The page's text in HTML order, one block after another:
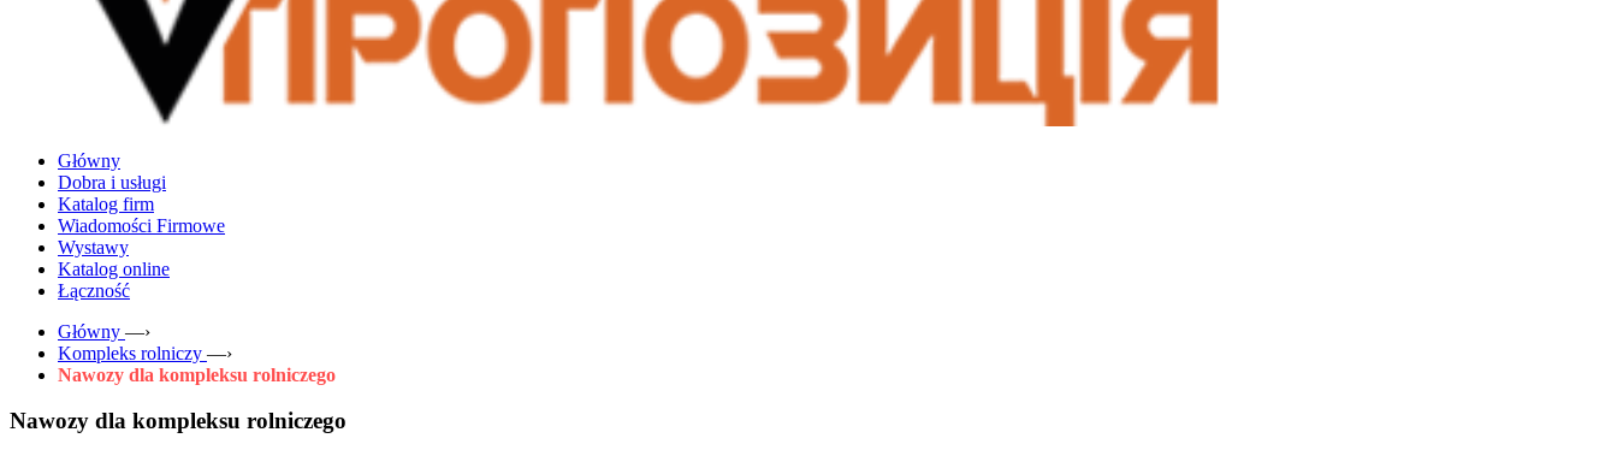
Główny
Dobra i usługi
Katalog firm
Wiadomości Firmowe
Wystawy
Katalog online
Łączność
Główny —›
Kompleks rolniczy —›
Nawozy dla kompleksu rolniczego
Nawozy dla kompleksu rolniczego